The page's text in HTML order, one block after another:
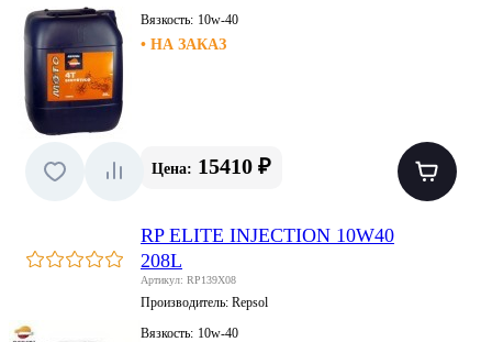
Вязкость: 10w-40
• НА ЗАКАЗ
Цена: 15410 ₽
RP ELITE INJECTION 10W40
208L
Артикул: RP139X08
Производитель: Repsol
Вязкость: 10w-40